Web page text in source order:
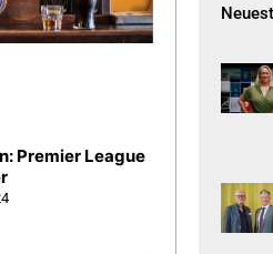
Premier League